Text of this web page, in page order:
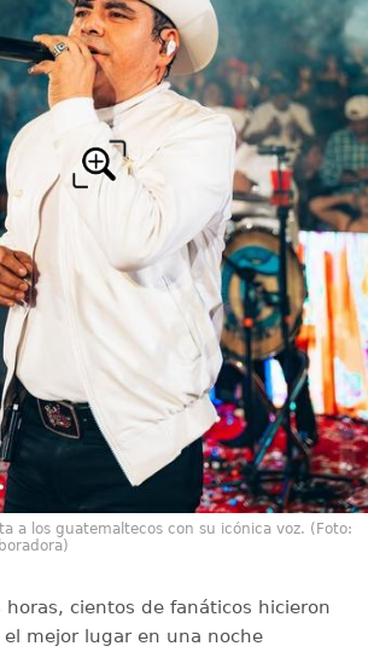
a los guatemaltecos con su icónica voz. (Foto:
horas, cientos de fanáticos hicieron
mejor lugar en una noche